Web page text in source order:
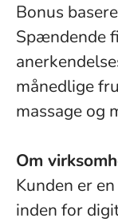
Bonus
Spændende
månedlige
massage og
Om
Kunden er
inden for